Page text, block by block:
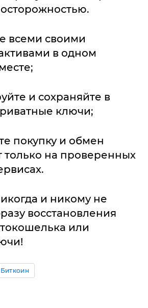
всеми своими
в одном
и сохраняйте в
ключи;
покупку и обмен
только на проверенных
и никому не
восстановления
или
Биткоин